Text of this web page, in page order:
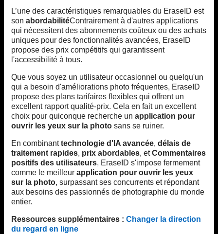
L’une des caractéristiques remarquables du EraseID est
son abordabilitéContrairement à d'autres applications
qui nécessitent des abonnements coûteux ou des achats
uniques pour des fonctionnalités avancées, EraseID
propose des prix compétitifs qui garantissent
l'accessibilité à tous.
Que vous soyez un utilisateur occasionnel ou quelqu'un
qui a besoin d'améliorations photo fréquentes, EraseID
propose des plans tarifaires flexibles qui offrent un
excellent rapport qualité-prix. Cela en fait un excellent
choix pour quiconque recherche un application pour
ouvrir les yeux sur la photo sans se ruiner.
En combinanttechnologie d'IA avancée, délais de
traitement rapides, prix abordables, etCommentaires
positifs des utilisateurs, EraseID s'impose fermement
comme le meilleur application pour ouvrir les yeux
sur la photo, surpassant ses concurrents et répondant
aux besoins des passionnés de photographie du monde
entier.
Ressources supplémentaires : Changer la direction
du regard en ligne